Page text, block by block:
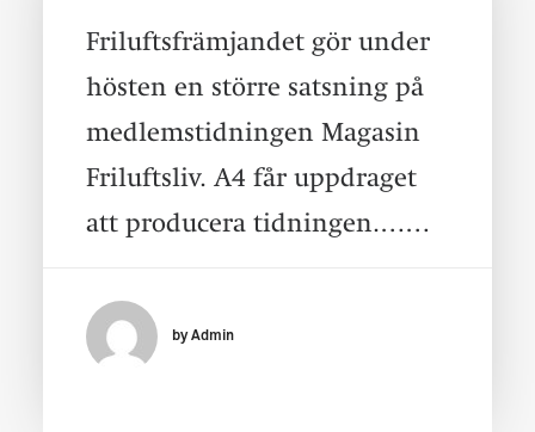
Friluftsfrämjandet gör under
hösten en större satsning på
medlemstidningen Magasin
Friluftsliv. A4 får uppdraget
att producera tidningen.……
by Admin